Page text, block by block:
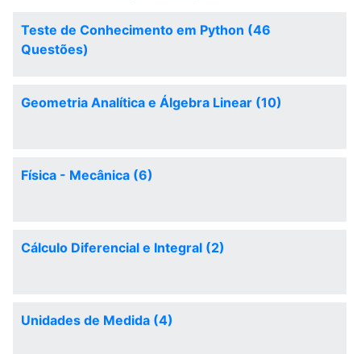
Teste de Conhecimento em Python (46
Questões)
Geometria Analítica e Álgebra Linear (10)
Física - Mecânica (6)
Cálculo Diferencial e Integral (2)
Unidades de Medida (4)